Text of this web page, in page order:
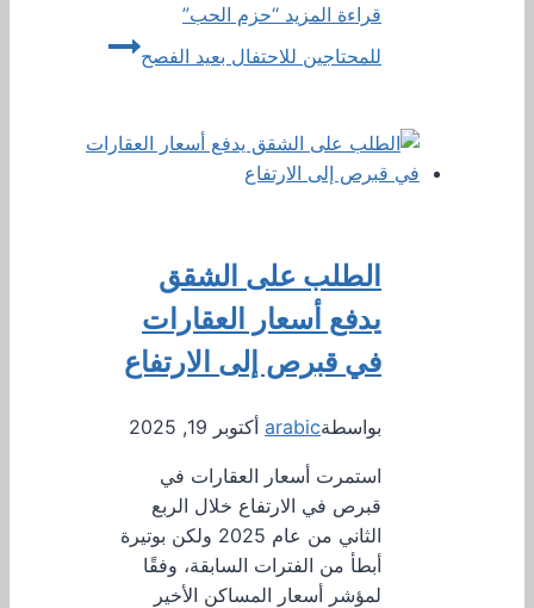
قراءة المزيد “حزم الحب”
للمحتاجين للاحتفال بعيد الفصح
الطلب على الشقق
يدفع أسعار العقارات
في قبرص إلى الارتفاع
بواسطةarabic أكتوبر 19, 2025
استمرت أسعار العقارات في
قبرص في الارتفاع خلال الربع
الثاني من عام 2025 ولكن بوتيرة
أبطأ من الفترات السابقة، وفقًا
لمؤشر أسعار المساكن الأخير